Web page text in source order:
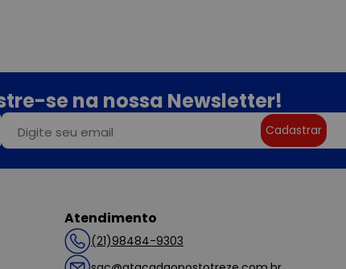
se na nossa Newsletter!
Cadastrar
Atendimento
(21)98484-9303